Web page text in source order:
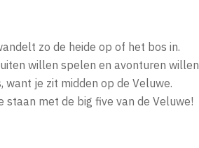
zo de heide op of het bos in.
willen spelen en avonturen willen
want je zit midden op de Veluwe.
staan met de big five van de Veluwe!